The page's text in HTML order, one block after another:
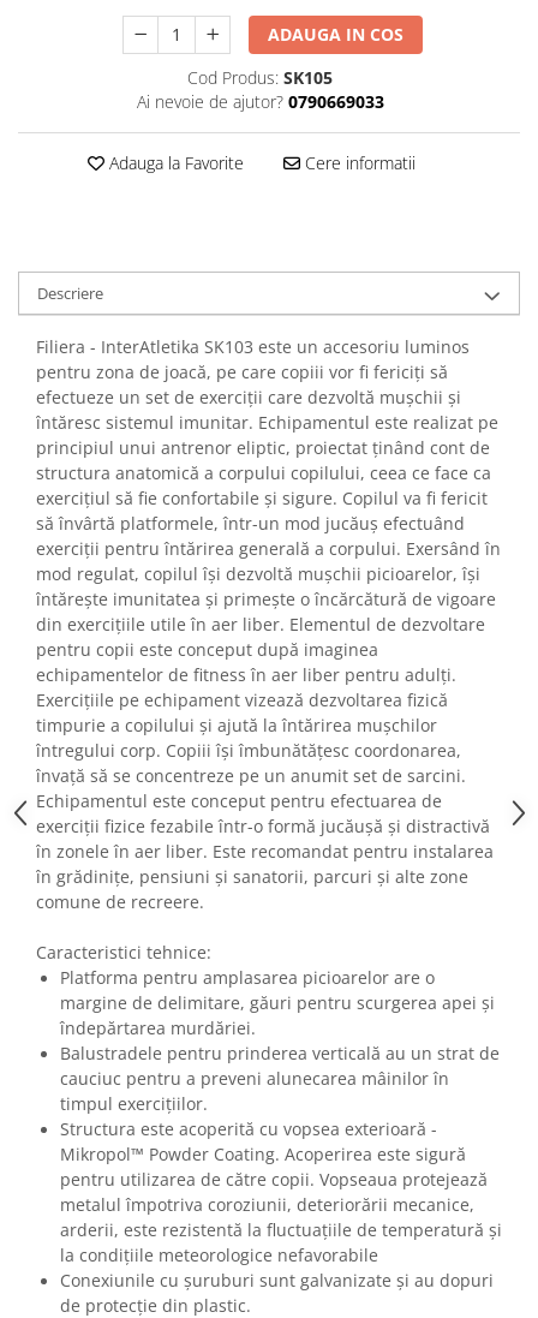
ADAUGA IN COS
Cod Produs: SK105
Ai nevoie de ajutor? 0790669033
Adauga la Favorite Cere informatii
Descriere
Filiera - InterAtletika SK103 este un accesoriu luminos
pentru zona de joacă, pe care copiii vor fi fericiți să
efectueze un set de exerciții care dezvoltă mușchii și
întăresc sistemul imunitar. Echipamentul este realizat pe
principiul unui antrenor eliptic, proiectat ținând cont de
structura anatomică a corpului copilului, ceea ce face ca
exercițiul să fie confortabile și sigure. Copilul va fi fericit
să învârtă platformele, într-un mod jucăuș efectuând
exerciții pentru întărirea generală a corpului. Exersând în
mod regulat, copilul își dezvoltă mușchii picioarelor, își
întărește imunitatea și primește o încărcătură de vigoare
din exercițiile utile în aer liber. Elementul de dezvoltare
pentru copii este conceput după imaginea
echipamentelor de fitness în aer liber pentru adulți.
Exercițiile pe echipament vizează dezvoltarea fizică
timpurie a copilului și ajută la întărirea mușchilor
întregului corp. Copiii își îmbunătățesc coordonarea,
învață să se concentreze pe un anumit set de sarcini.
Echipamentul este conceput pentru efectuarea de
exerciții fizice fezabile într-o formă jucăușă și distractivă
în zonele în aer liber. Este recomandat pentru instalarea
în grădinițe, pensiuni și sanatorii, parcuri și alte zone
comune de recreere.
Caracteristici tehnice:
Platforma pentru amplasarea picioarelor are o
margine de delimitare, găuri pentru scurgerea apei și
îndepărtarea murdăriei.
Balustradele pentru prinderea verticală au un strat de
cauciuc pentru a preveni alunecarea mâinilor în
timpul exercițiilor.
Structura este acoperită cu vopsea exterioară -
Mikropol™ Powder Coating. Acoperirea este sigură
pentru utilizarea de către copii. Vopseaua protejează
metalul împotriva coroziunii, deteriorării mecanice,
arderii, este rezistentă la fluctuațiile de temperatură și
la condițiile meteorologice nefavorabile
Conexiunile cu șuruburi sunt galvanizate și au dopuri
de protecție din plastic.